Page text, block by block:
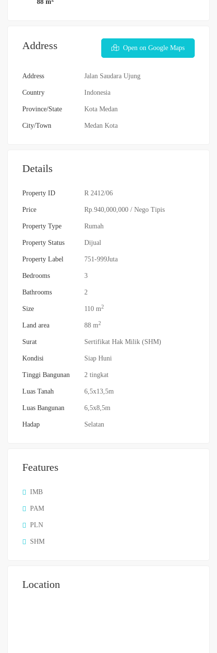
88 m
Address Open on Google Maps
Address Jalan Saudara Ujung
Country Indonesia
Province/State Kota Medan
City/Town Medan Kota
Details
Property ID R 2412/06
Price Rp.940,000,000 / Nego Tipis
Property Type Rumah
Property Status Dijual
Property Label 751-999Juta
Bedrooms 3
Bathrooms 2
Size 110 m2
Land area 88 m2
Surat Sertifikat Hak Milik (SHM)
Kondisi Siap Huni
Tinggi Bangunan 2 tingkat
Luas Tanah 6,5x13,5m
Luas Bangunan 6,5x8,5m
Hadap Selatan
Features
IMB
PAM
PLN
SHM
Location